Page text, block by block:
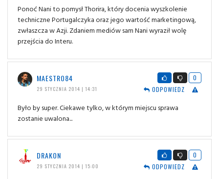
Ponoć Nani to pomysł Thorira, który docenia wyszkolenie
techniczne Portugalczyka oraz jego wartość marketingową,
zwłaszcza w Azji. Zdaniem mediów sam Nani wyraził wolę
przejścia do Interu.
MAESTRO84
29 STYCZNIA 2014 | 14:31
0
ODPOWIEDZ
Było by super. Ciekawe tylko, w którym miejscu sprawa
zostanie uwalona...
DRAKON
29 STYCZNIA 2014 | 15:00
0
ODPOWIEDZ